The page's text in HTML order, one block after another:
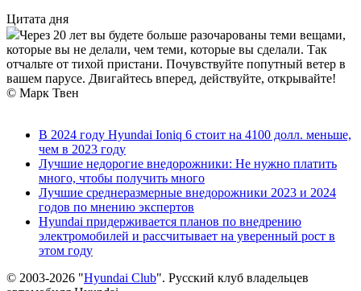
Цитата дня
Через 20 лет вы будете больше разочарованы теми вещами,
которые вы не делали, чем теми, которые вы сделали. Так
отчальте от тихой пристани. Почувствуйте попутный ветер в
вашем парусе. Двигайтесь вперед, действуйте, открывайте!
© Марк Твен
В 2024 году Hyundai Ioniq 6 стоит на 4100 долл. меньше,
чем в 2023 году
Лучшие недорогие внедорожники: Не нужно платить
много, чтобы получить много
Лучшие среднеразмерные внедорожники 2023 и 2024
годов по мнению экспертов
Hyundai придерживается планов по внедрению
электромобилей и рассчитывает на уверенный рост в
этом году
© 2003-2026 "Hyundai Club". Русский клуб владельцев